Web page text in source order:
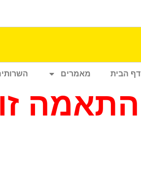
דף הבית מאמרים
התאמה